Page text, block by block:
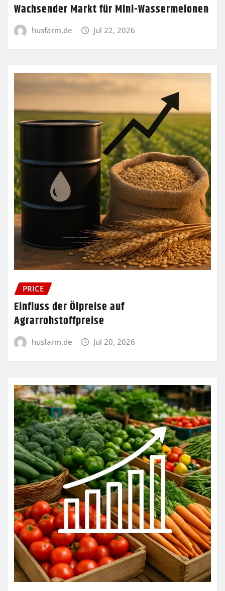
Wachsender Markt für Mini-Wassermelonen
husfarm.de Jul 22, 2026
PRICE
Einfluss der Ölpreise auf
Agrarrohstoffpreise
husfarm.de Jul 20, 2026